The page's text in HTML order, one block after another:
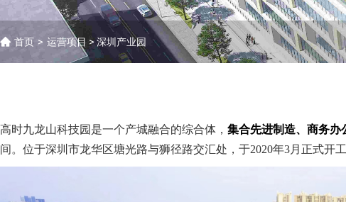
首页 > 运营项目 > 深圳产业园
高时九龙山科技园是一个产城融合的综合体， 集合先进制造、商务办
间。位于深圳市龙华区塘光路与狮径路交汇处，于2020年3月正式开